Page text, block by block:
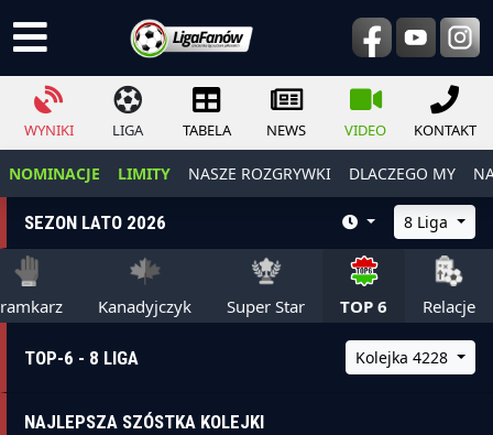
WYNIKI LIGA TABELA NEWS VIDEO KONTAKT
NOMINACJE LIMITY NASZE ROZGRYWKI DLACZEGO MY
SEZON LATO 2026 8 Liga
Kanadyjczyk Super Star TOP 6 Relacje
TOP-6 - 8 LIGA Kolejka 4228
NAJLEPSZA SZÓSTKA KOLEJKI